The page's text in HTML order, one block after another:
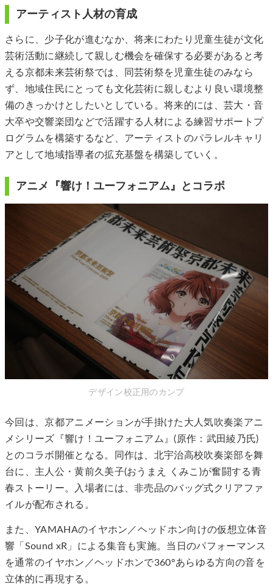
アーティスト人材の育成
さらに、少子化が進むなか、将来にわたり児童生徒が文化
芸術活動に継続して親しむ機会を確保する必要があると考
える京都未来芸術祭では、同芸術祭を児童生徒のみなら
ず、地域住民にとっても文化芸術に親しむより良い環境整
備のきっかけとしたいとしている。将来的には、芸大・音
大卒や交響楽団などで活躍する人材による練習サポートプ
ログラムを構築するなど、アーティストのパラレルキャリ
アとして地域指導者の拡充基盤を構築していく。
アニメ『響け！ユーフォニアム』とコラボ
デザイン校正用のカンプ
今回は、京都アニメーションが手掛けた大人気吹奏楽アニ
メシリーズ『響け！ユーフォニアム』(原作：武田綾乃氏)
とのコラボ開催となる。同作は、北宇治高校吹奏楽部を舞
台に、主人公・黄前久美子(おうまえ くみこ)が奮闘する青
春ストーリー。入場者には、非売品のバッグ式クリアファ
イルが配布される。
また、YAMAHAのイヤホン／ヘッドホン向けの仮想立体音
響「Sound xR」による集音も実施。当日のパフォーマンス
を通常のイヤホン／ヘッドホンで360°あらゆる方向の音を
立体的に再現する。